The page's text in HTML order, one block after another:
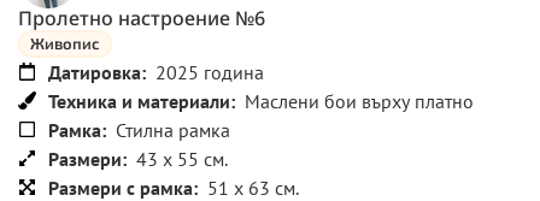
Пролетно настроение №6
Живопис
Датировка: 2025 година
Техника и материали: Маслени бои върху платно
Рамка: Стилна рамка
Размери: 43 x 55 см.
Размери с рамка: 51 x 63 см.